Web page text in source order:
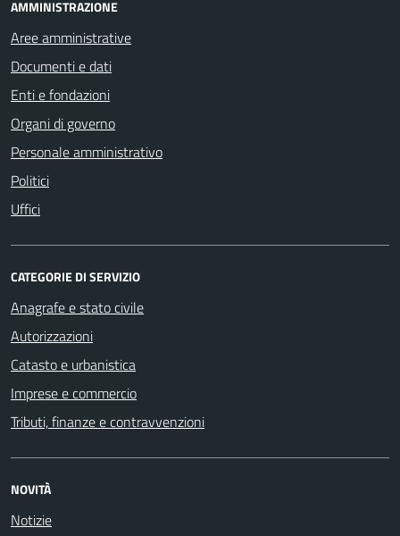
AMMINISTRAZIONE
Aree amministrative
Documenti e dati
Enti e fondazioni
Organi di governo
Personale amministrativo
Politici
Uffici
CATEGORIE DI SERVIZIO
Anagrafe e stato civile
Autorizzazioni
Catasto e urbanistica
Imprese e commercio
Tributi, finanze e contravvenzioni
NOVITÀ
Notizie